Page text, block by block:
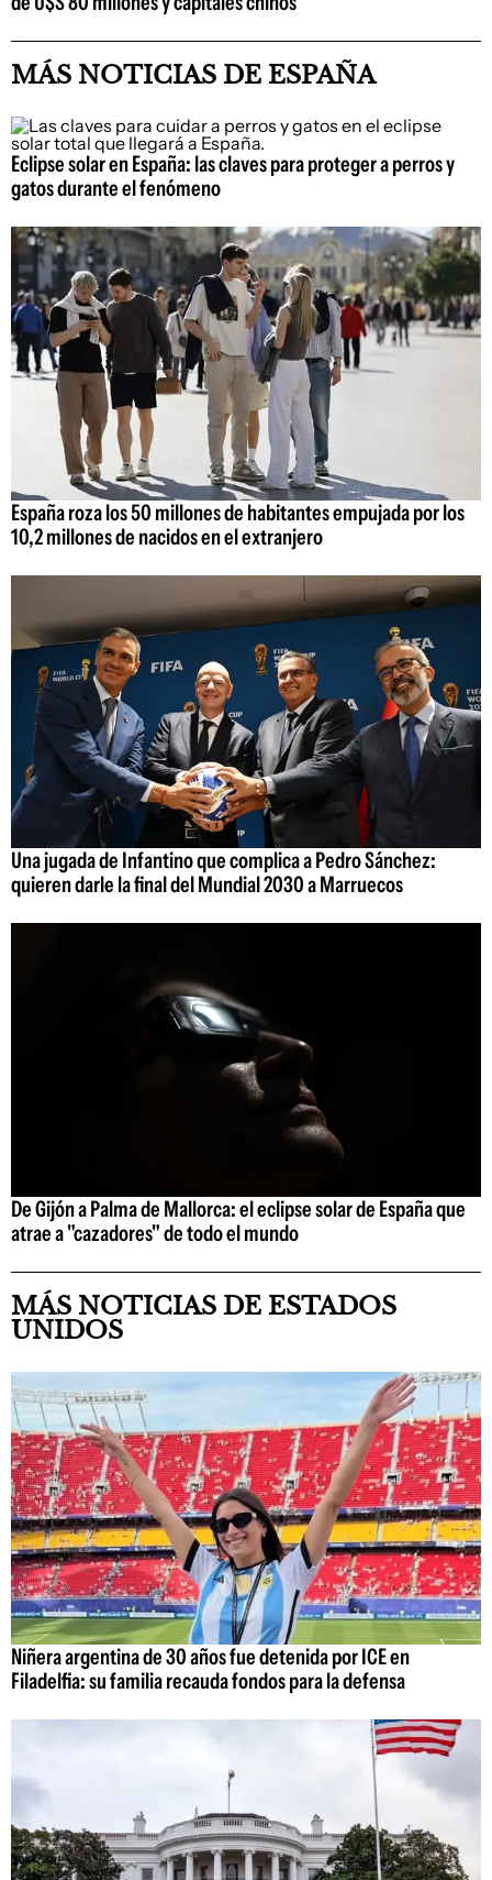
MÁS NOTICIAS DE ESPAÑA
Eclipse solar en España: las claves para proteger a perros y
gatos durante el fenómeno
España roza los 50 millones de habitantes empujada por los
10,2 millones de nacidos en el extranjero
Una jugada de Infantino que complica a Pedro Sánchez:
quieren darle la final del Mundial 2030 a Marruecos
De Gijón a Palma de Mallorca: el eclipse solar de España que
atrae a "cazadores" de todo el mundo
MÁS NOTICIAS DE ESTADOS
UNIDOS
Niñera argentina de 30 años fue detenida por ICE en
Filadelfia: su familia recauda fondos para la defensa